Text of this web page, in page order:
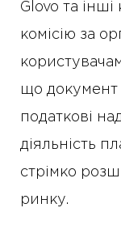
Glovo та
комісію за
що документ
податкові
діяльність
стрімко
ринку.